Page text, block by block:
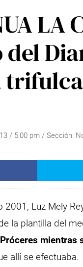
LA
/ 5:00 pm/ Sección:
2001, Luz Mely
la plantilla del
allí se efectuaba.